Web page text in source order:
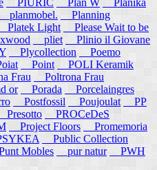
PIURIC Plan W
Planika
planmobel. Planning
Platek Light
Please Wait to be
pliet
Plinio il Giovane
Plycollection
Poemo
Point
POLI Keramik
Frau
Poltrona Frau
or Porada
Porcelaingres
Postfossil Poujoulat
PP
Presotto
PROCeDeS
Project Floors
Promemoria
Public Collection
Mobles pur natur
PWH